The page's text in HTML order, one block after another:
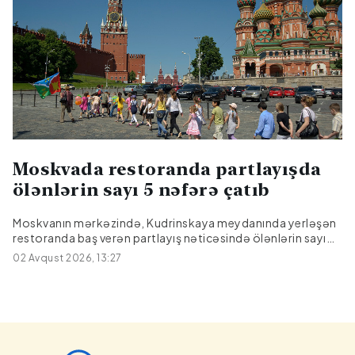
Moskvada restoranda partlayışda
ölənlərin sayı 5 nəfərə çatıb
Moskvanın mərkəzində, Kudrinskaya meydanında yerləşən
restoranda baş verən partlayış nəticəsində ölənlərin sayı
beşə çatıb.Bu barədə REN TV məlumat yayıbBildirilib ki, iki
nəfər xəstəxanada ölüb. Altı nəfərdən çox yaralının
02 Avqust 2026, 13:27